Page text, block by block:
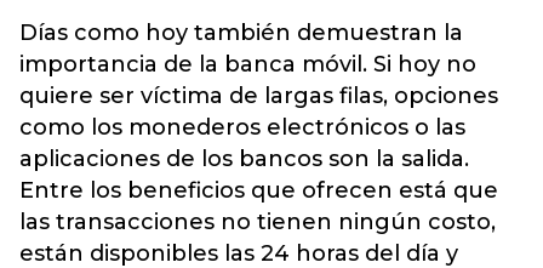
Días como hoy también demuestran la
importancia de la banca móvil. Si hoy no
quiere ser víctima de largas filas, opciones
como los monederos electrónicos o las
aplicaciones de los bancos son la salida.
Entre los beneficios que ofrecen está que
las transacciones no tienen ningún costo,
están disponibles las 24 horas del día y